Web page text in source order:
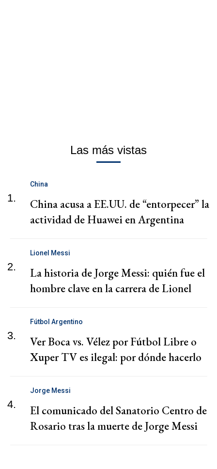
Las más vistas
1.
China
China acusa a EE.UU. de “entorpecer” la
actividad de Huawei en Argentina
2.
Lionel Messi
La historia de Jorge Messi: quién fue el
hombre clave en la carrera de Lionel
3.
Fútbol Argentino
Ver Boca vs. Vélez por Fútbol Libre o
Xuper TV es ilegal: por dónde hacerlo
4.
Jorge Messi
El comunicado del Sanatorio Centro de
Rosario tras la muerte de Jorge Messi